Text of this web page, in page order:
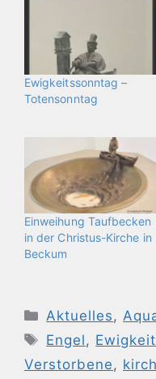
Ewigkeitssonntag –
Totensonntag
Einweihung Taufbecken
in der Christus-Kirche in
Beckum
Kategorien
Aktuelles ,
Schlagwörter
Engel ,
Verstorbene ,